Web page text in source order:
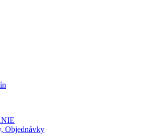
Objednávky